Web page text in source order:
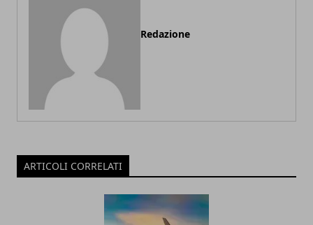
Redazione
ARTICOLI CORRELATI